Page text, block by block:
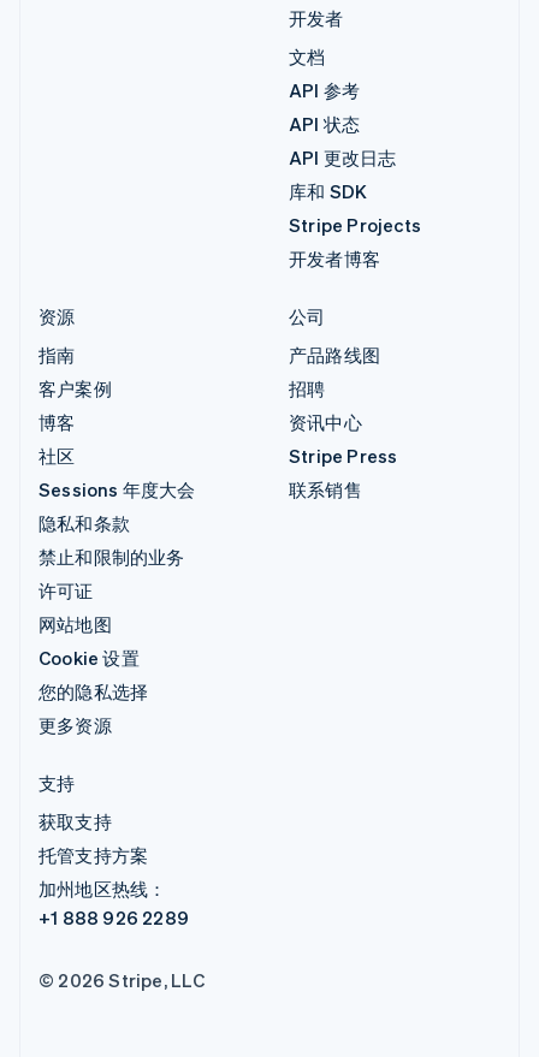
开发者
文档
API 参考
API 状态
API 更改日志
库和 SDK
Stripe Projects
开发者博客
资源
指南
客户案例
博客
社区
Sessions 年度大会
隐私和条款
禁止和限制的业务
许可证
网站地图
Cookie 设置
您的隐私选择
更多资源
公司
产品路线图
招聘
资讯中心
Stripe Press
联系销售
支持
获取支持
托管支持方案
加州地区热线：
+1 888 926 2289
© 2026 Stripe, LLC